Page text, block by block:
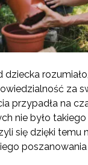
dziecka
za
przypadła na
nie było
się dzięki temu